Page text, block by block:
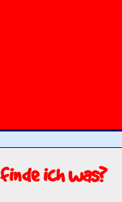
ich was?